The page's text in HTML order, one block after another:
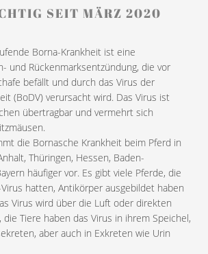
SEIT MÄRZ 2020
Borna-Krankheit ist eine
und Rückenmarksentzündung, die vor
befällt und durch das Virus der
(BoDV) verursacht wird. Das Virus ist
übertragbar und vermehrt sich
die Bornasche Krankheit beim Pferd in
Thüringen, Hessen, Baden-
häufiger vor. Es gibt viele Pferde, die
hatten, Antikörper ausgebildet haben
Virus wird über die Luft oder direkten
Tiere haben das Virus in ihrem Speichel,
aber auch in Exkreten wie Urin